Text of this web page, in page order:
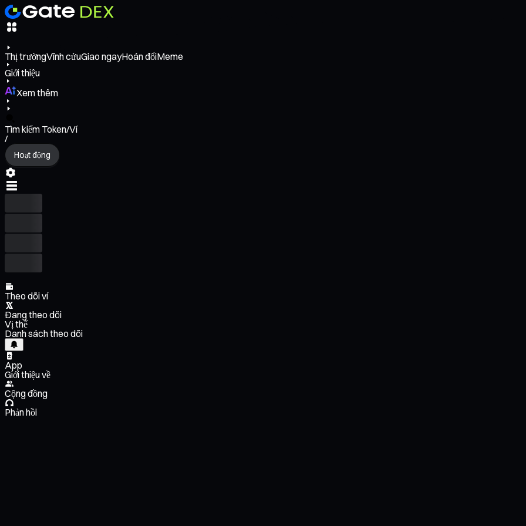
Thị trườngVĩnh cửuGiao ngayHoán đổiMeme
Giới thiệu
Xem thêm
Tìm kiếm Token/Ví
/
Hoạt động
Theo dõi ví
Đang theo dõi
Vị thế
Danh sách theo dõi
App
Giới thiệu về
Cộng đồng
Phản hồi